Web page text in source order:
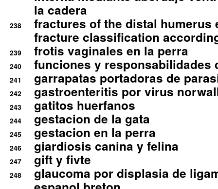
la cadera
238
fractures of the distal humerus
fracture classification
239 frotis vaginales en la perra
240 funciones y responsabilidades
241 garrapatas portadoras de
242 gastroenteritis por virus
243 gatitos huerfanos
244 gestacion de la gata
245 gestacion en la perra
246 giardiosis canina y felina
247 gift y fivte
248
glaucoma por displasia de